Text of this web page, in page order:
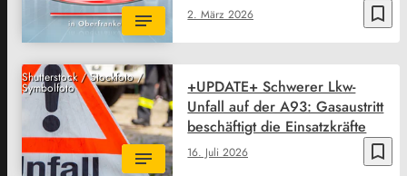
bookmark_border
2. März 2026
Shutterstock / Stockfoto /
Symbolfoto
bookmark_border
16. Juli 2026
+UPDATE+ Schwerer Lkw-
Unfall auf der A93: Gasaustritt
beschäftigt die Einsatzkräfte